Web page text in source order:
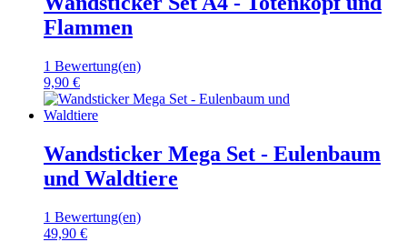
Flammen
1 Bewertung(en)
9,90 €
Wandsticker Mega Set - Eulenbaum
und Waldtiere
1 Bewertung(en)
49,90 €